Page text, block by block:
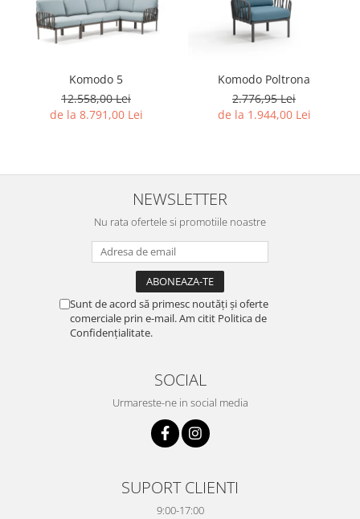
Komodo 5
12.558,00 Lei
de la 8.791,00 Lei
Komodo Poltrona
2.776,95 Lei
de la 1.944,00 Lei
NEWSLETTER
Nu rata ofertele si promotiile noastre
Sunt de acord să primesc noutăți și oferte
comerciale prin e-mail. Am citit Politica de
Confidențialitate.
SOCIAL
Urmareste-ne in social media
SUPORT CLIENTI
9:00-17:00